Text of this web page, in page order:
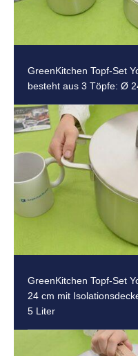
GreenKitchen Topf-Set
besteht aus 3 Töpfe: Ø
GreenKitchen Topf-Set
24 cm mit
5 Liter